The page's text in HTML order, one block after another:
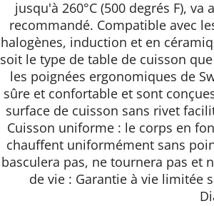
jusqu'à 260°C (500 degrés F),
recommandé. Compatible avec
halogènes, induction et en
soit le type de table de cuisson
les poignées ergonomiques de
sûre et confortable et sont
surface de cuisson sans rivet
Cuisson uniforme : le corps en
chauffent uniformément sans
basculera pas, ne tournera pas et
de vie : Garantie à vie limitée